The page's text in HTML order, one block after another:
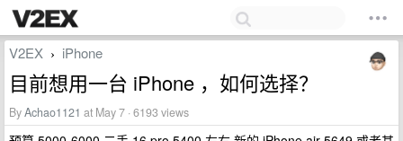
V2EX › iPhone
目前想用一台 iPhone ，如何选择？
ByAchao1121 at May 7 · 6193 views